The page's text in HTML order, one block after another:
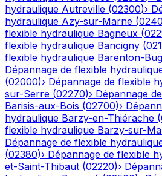
hydraulique Autreville (02300)›
hydraulique Azy-sur-Marne (
flexible hydraulique Bagneux (
flexible hydraulique Bancigny (
flexible hydraulique Barenton-
Dépannage de flexible
(02000)› Dépannage de flexible
sur-Serre (02270)› Dépannage
Barisis-aux-Bois (02700)›
hydraulique Barzy-en-Thiérache (
flexible hydraulique Barzy-sur-
Dépannage de flexible
(02380)› Dépannage de flexible
et-Saint-Thibaut (02220)›